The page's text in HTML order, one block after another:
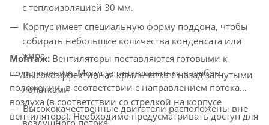
с теплоизоляцией 30 мм.
Корпус имеет специальную форму поддона, чтобы
собирать небольшие количества конденсата или
жира.
Высокоэффективная крыльчатка с назад загнутыми
лопатками
Высококачественные двигатели расположены вне
воздушного потока.
Монтаж: Вентиляторы поставляются готовыми к
подключению. Могут устанавливаться в любом
положении, в соответствии с направлением потока
воздуха (в соответствии со стрелкой на корпусе
вентилятора). Необходимо предусматривать доступ для